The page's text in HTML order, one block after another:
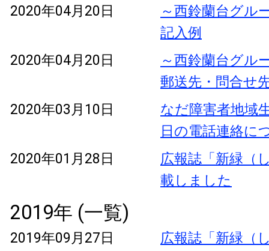
2020年04月20日
～西鈴蘭台グル
記入例
2020年04月20日
～西鈴蘭台グル
郵送先・問合せ
2020年03月10日
なだ障害者地域
日の電話連絡に
2020年01月28日
広報誌「新緑（
載しました
2019年 (一覧)
2019年09月27日
広報誌「新緑（